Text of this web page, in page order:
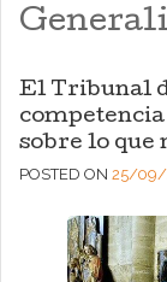
El Tribunal
sobre lo que
POSTED ON 25/09/